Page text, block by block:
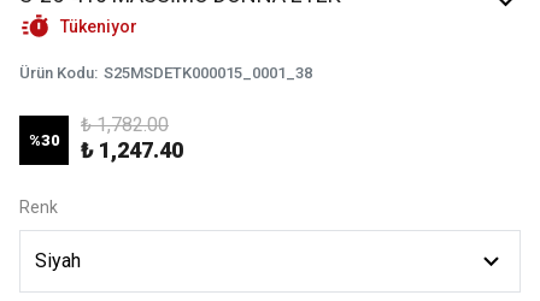
Tükeniyor
Ürün Kodu: S25MSDETK000015_0001_38
%30
₺ 1,782.00
₺ 1,247.40
Renk